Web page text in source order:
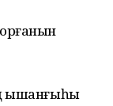
ышанғыһы